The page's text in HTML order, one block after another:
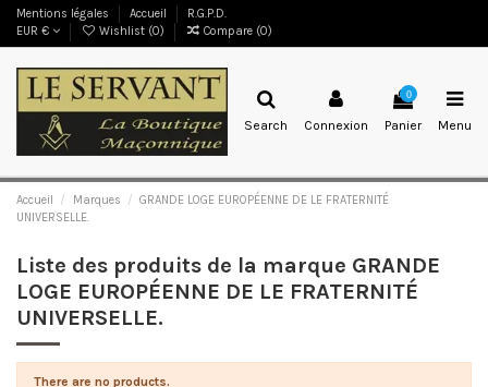
Mentions légales Accueil
R.G.P.D.
EUR €
Wishlist (0) Compare (0)
Search Connexion
0
Panier Menu
Accueil Marques
GRANDE LOGE EUROPÉENNE DE LE FRATERNITÉ
UNIVERSELLE.
Liste des produits de la marque GRANDE
LOGE EUROPÉENNE DE LE FRATERNITÉ
UNIVERSELLE.
There are no products.